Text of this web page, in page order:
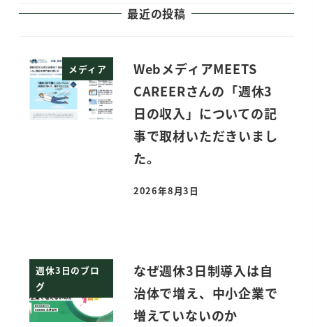
最近の投稿
メディア
WebメディアMEETS
CAREERさんの「週休3
日の収入」についての記
事で取材いただきいまし
た。
投稿日
2026年8月3日
週休3日のブロ
グ
なぜ週休3日制導入は自
治体で増え、中小企業で
増えていないのか